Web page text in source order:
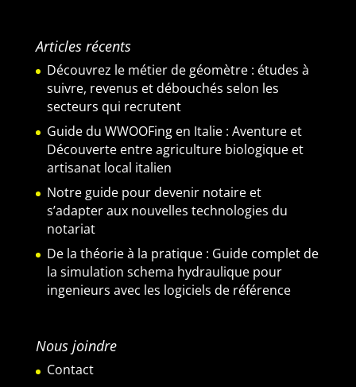
Articles récents
Découvrez le métier de géomètre : études à
suivre, revenus et débouchés selon les
secteurs qui recrutent
Guide du WWOOFing en Italie : Aventure et
Découverte entre agriculture biologique et
artisanat local italien
Notre guide pour devenir notaire et
s’adapter aux nouvelles technologies du
notariat
De la théorie à la pratique : Guide complet de
la simulation schema hydraulique pour
ingenieurs avec les logiciels de référence
Nous joindre
Contact